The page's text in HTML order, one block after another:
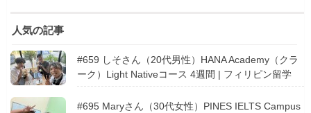
人気の記事
#659 しそさん（20代男性）HANA Academy（クラ
ーク）Light Nativeコース 4週間 | フィリピン留学
#695 Maryさん（30代女性）PINES IELTS Campus